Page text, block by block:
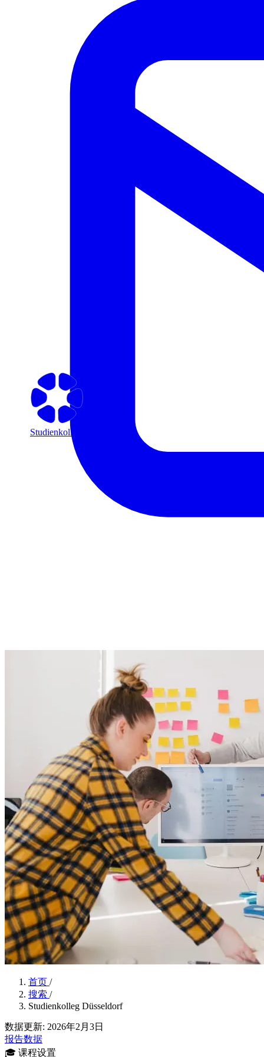
Studienkolleg
首页 /
搜索 /
Studienkolleg Düsseldorf
数据更新: 2026年2月3日
报告数据
🎓 课程设置